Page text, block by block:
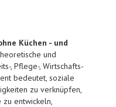
Küchen - und
und
, Pflege-, Wirtschafts-
bedeutet, soziale
zu verknüpfen,
zu entwickeln,